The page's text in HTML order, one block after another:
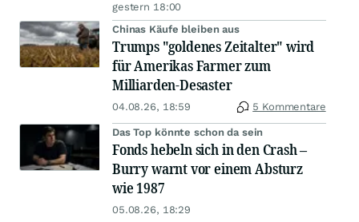
gestern 18:00
Chinas Käufe bleiben aus
Trumps "goldenes Zeitalter" wird
für Amerikas Farmer zum
Milliarden-Desaster
04.08.26, 18:59 5 Kommentare
Das Top könnte schon da sein
Fonds hebeln sich in den Crash –
Burry warnt vor einem Absturz
wie 1987
05.08.26, 18:29